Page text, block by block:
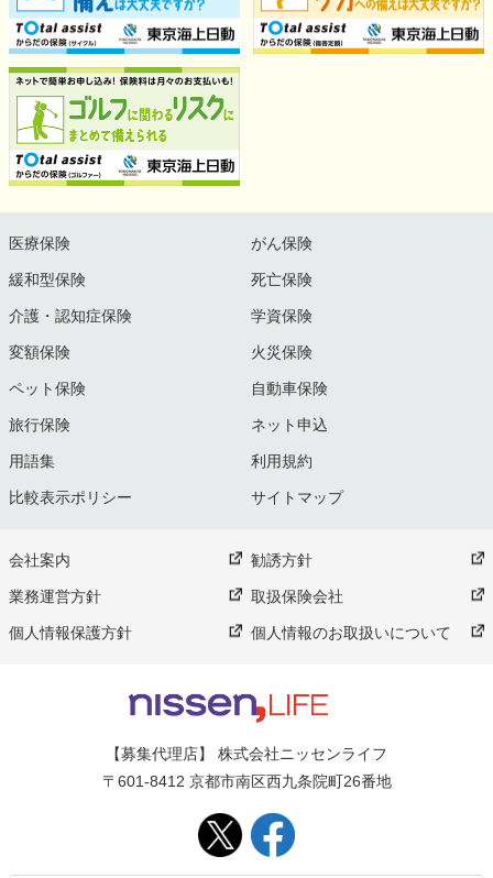
医療保険 がん保険
緩和型保険 死亡保険
介護・認知症保険 学資保険
変額保険 火災保険
ペット保険 自動車保険
旅行保険 ネット申込
用語集 利用規約
比較表示ポリシー サイトマップ
会社案内 勧誘方針
業務運営方針 取扱保険会社
個人情報保護方針 個人情報のお取扱いについて
【募集代理店】 株式会社ニッセンライフ
〒601-8412 京都市南区西九条院町26番地